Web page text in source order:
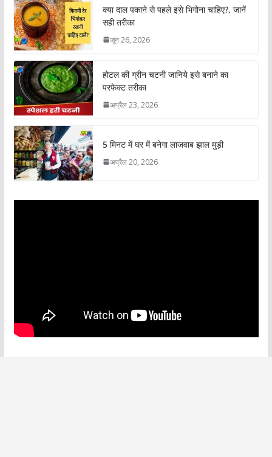
क्या दाल पकाने से पहले इसे भिगोना चाहिए?, जानें
सही तरीका
जून 26, 2026
होटल की ग्रीन चटनी जानिये इसे बनाने का
परफेक्ट तरीका
अप्रैल 23, 2026
5 मिनट में घर में बनेगा लाजवाब झाल मुड़ी
अप्रैल 20, 2026